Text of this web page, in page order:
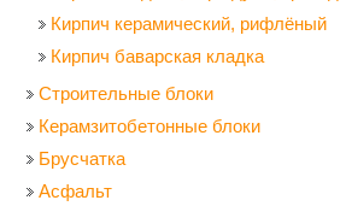
Кирпич керамический, рифлёный
Кирпич баварская кладка
Строительные блоки
Керамзитобетонные блоки
Брусчатка
Асфальт